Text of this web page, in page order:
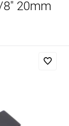
20mm